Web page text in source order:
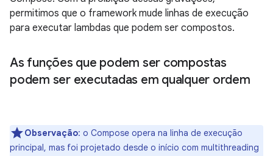
permitimos que o framework mude linhas de execução
para executar lambdas que podem ser compostos.
As funções que podem ser compostas
podem ser executadas em qualquer ordem
Observação: o Compose opera na linha de execução
principal, mas foi projetado desde o início com multithreading